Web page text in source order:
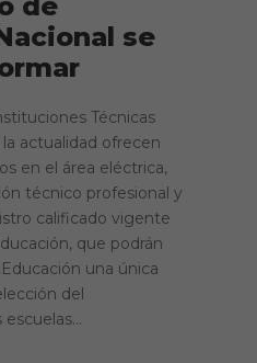
de
se
Técnicas
actualidad ofrecen
en el área eléctrica,
técnico profesional y
calificado vigente
que podrán
una única
del